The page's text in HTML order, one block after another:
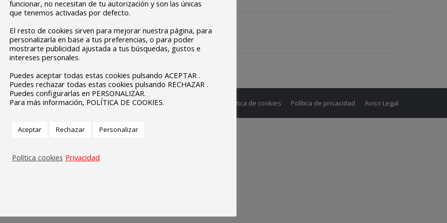
Política de cookies Política de privacidad Aviso Legal
funcionar, no necesitan de tu autorización y son las únicas
que tenemos activadas por defecto.
El resto de cookies sirven para mejorar nuestra página, para
personalizarla en base a tus preferencias, o para poder
mostrarte publicidad ajustada a tus búsquedas, gustos e
intereses personales.
Puedes aceptar todas estas cookies pulsando ACEPTAR .
Puedes rechazar todas estas cookies pulsando RECHAZAR .
Puedes configurarlas en PERSONALIZAR.
Para más información, POLÍTICA DE COOKIES.
Aceptar Rechazar Personalizar
Política cookies Privacidad